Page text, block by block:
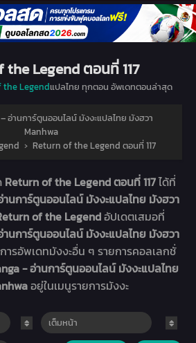
the Legend ตอนที่ 117
Legendแปลไทย ทุกตอน อัพเดทตอนล่าสุด
อ่านการ์ตูนออนไลน์ มังงะแปลไทย มังฮวา
Manhwa
› Return of the Legend ตอนที่ 117
Return of the Legend ตอนที่ 117ได้ที่
นการ์ตูนออนไลน์ มังงะแปลไทย มังฮวา
of the Legendอัปเดตเสมอที่
นการ์ตูนออนไลน์ มังงะแปลไทย มังฮวา
ารอัพเดทมังงะอื่น ๆ รายการคอลเลกชั่
- อ่านการ์ตูนออนไลน์ มังงะแปลไทย
อยู่ในเมนูรายการมังงะ